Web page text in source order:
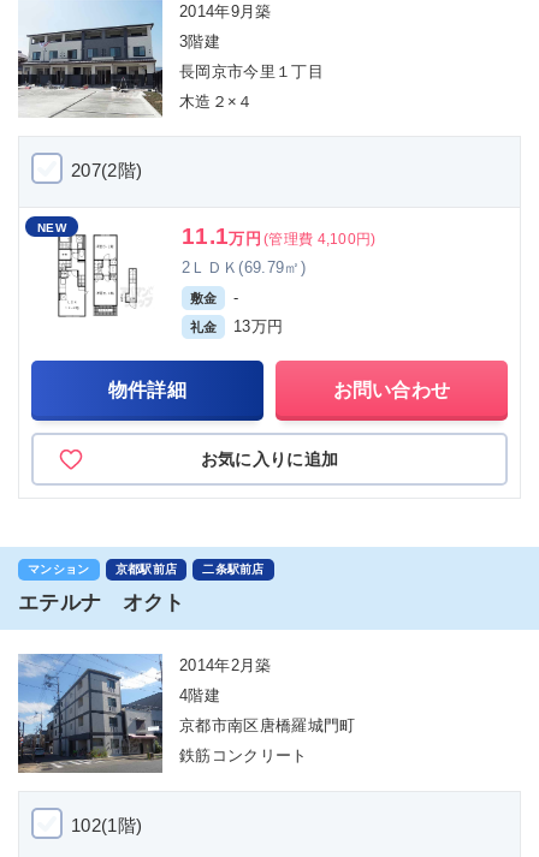
2014年9月築
3階建
長岡京市今里１丁目
木造２×４
207(2階)
NEW 11.1万円 (管理費 4,100円)
2ＬＤＫ(69.79㎡)
敷金 -
礼金 13万円
物件詳細 お問い合わせ
お気に入りに追加
マンション 京都駅前店 二条駅前店
エテルナ オクト
2014年2月築
4階建
京都市南区唐橋羅城門町
鉄筋コンクリート
102(1階)